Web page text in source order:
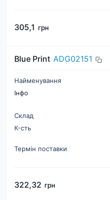
305,1 грн
Blue Print ADG02151
Найменування
Інфо
Склад
К-cть
Термін поставки
322,32 грн